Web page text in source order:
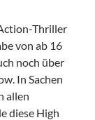
Thriller
von ab 16
noch über
In Sachen
allen
diese High